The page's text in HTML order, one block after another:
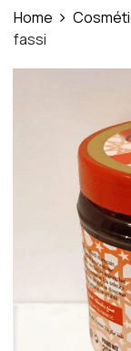
Home
fassi